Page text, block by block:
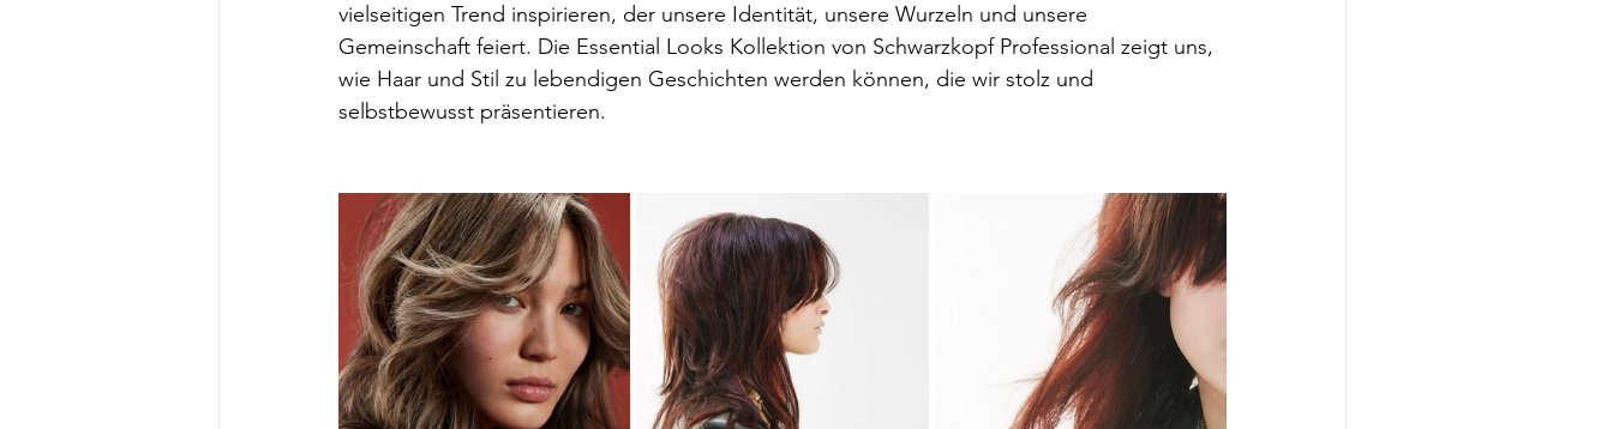
vielseitigen Trend inspirieren, der unsere Identität, unsere Wurzeln und unsere
Gemeinschaft feiert. Die Essential Looks Kollektion von Schwarzkopf Professional zeigt uns,
wie Haar und Stil zu lebendigen Geschichten werden können, die wir stolz und
selbstbewusst präsentieren.